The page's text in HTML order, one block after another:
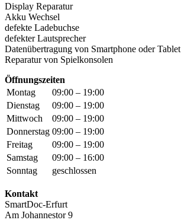
Display Reparatur
Akku Wechsel
defekte Ladebuchse
defekter Lautsprecher
Datenübertragung von Smartphone oder Tablet
Reparatur von Spielkonsolen
Öffnungszeiten
Montag
09:00 – 19:00
Dienstag
09:00 – 19:00
Mittwoch
09:00 – 19:00
Donnerstag 09:00 – 19:00
Freitag
09:00 – 19:00
Samstag
09:00 – 16:00
Sonntag
geschlossen
Kontakt
SmartDoc-Erfurt
Am Johannestor 9